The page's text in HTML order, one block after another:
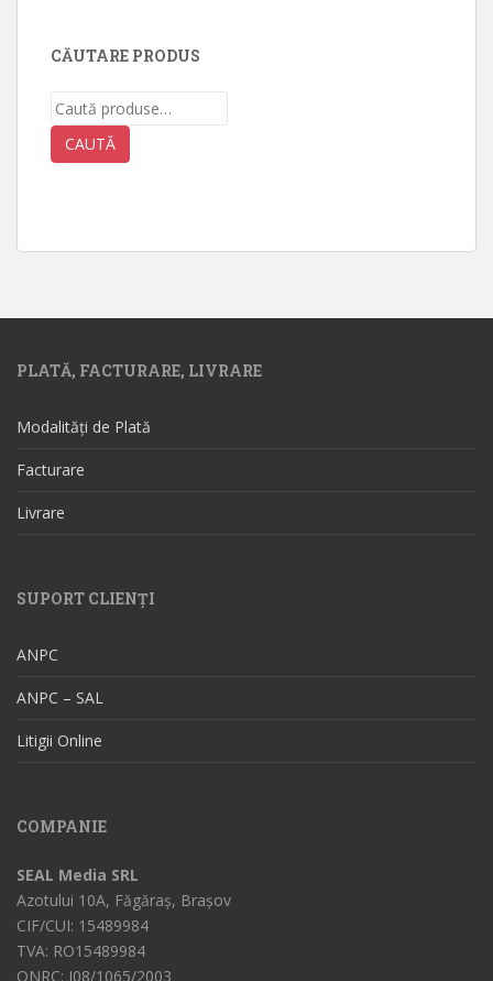
CĂUTARE PRODUS
Caută
după:
CAUTĂ
PLATĂ, FACTURARE, LIVRARE
Modalități de Plată
Facturare
Livrare
SUPORT CLIENȚI
ANPC
ANPC – SAL
Litigii Online
COMPANIE
SEAL Media SRL
Azotului 10A, Făgăraș, Brașov
CIF/CUI: 15489984
TVA: RO15489984
ONRC: J08/1065/2003